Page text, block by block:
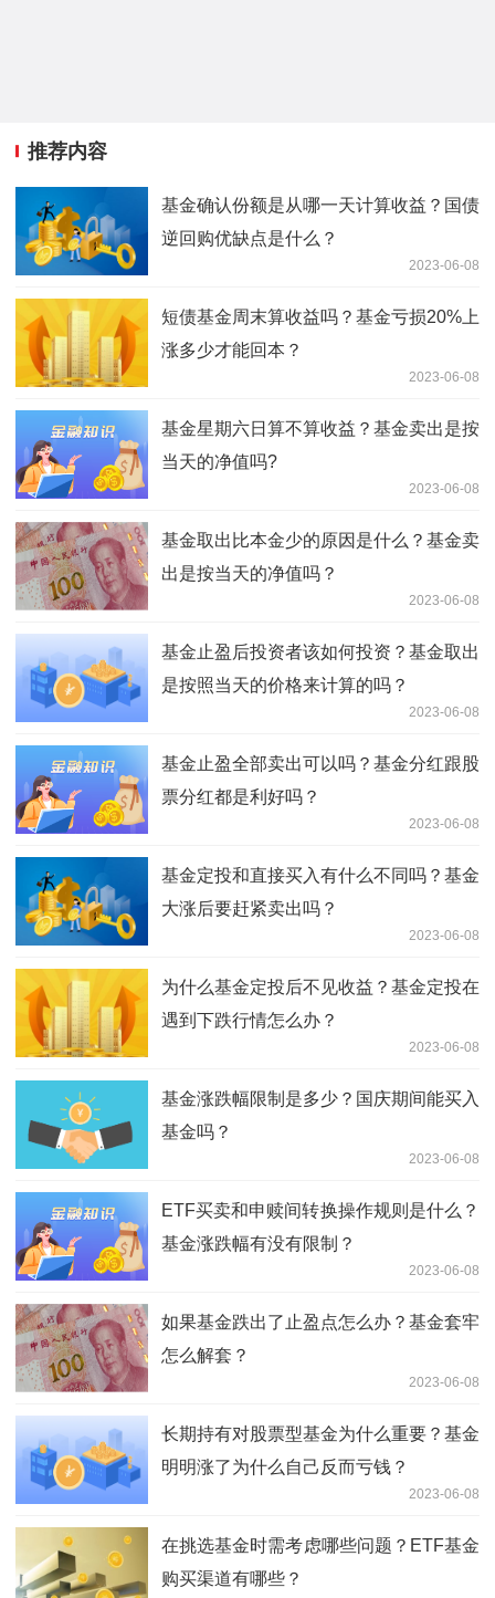
推荐内容
基金确认份额是从哪一天计算收益？国债
逆回购优缺点是什么？
2023-06-08
短债基金周末算收益吗？基金亏损20%上
涨多少才能回本？
2023-06-08
基金星期六日算不算收益？基金卖出是按
当天的净值吗?
2023-06-08
基金取出比本金少的原因是什么？基金卖
出是按当天的净值吗？
2023-06-08
基金止盈后投资者该如何投资？基金取出
是按照当天的价格来计算的吗？
2023-06-08
基金止盈全部卖出可以吗？基金分红跟股
票分红都是利好吗？
2023-06-08
基金定投和直接买入有什么不同吗？基金
大涨后要赶紧卖出吗？
2023-06-08
为什么基金定投后不见收益？基金定投在
遇到下跌行情怎么办？
2023-06-08
基金涨跌幅限制是多少？国庆期间能买入
基金吗？
2023-06-08
ETF买卖和申赎间转换操作规则是什么？
基金涨跌幅有没有限制？
2023-06-08
如果基金跌出了止盈点怎么办？基金套牢
怎么解套？
2023-06-08
长期持有对股票型基金为什么重要？基金
明明涨了为什么自己反而亏钱？
2023-06-08
在挑选基金时需考虑哪些问题？ETF基金
购买渠道有哪些？